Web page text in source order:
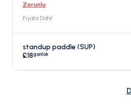
Zorunlu
Fiyata Dahil
standup paddle (SUP)
£18günlük